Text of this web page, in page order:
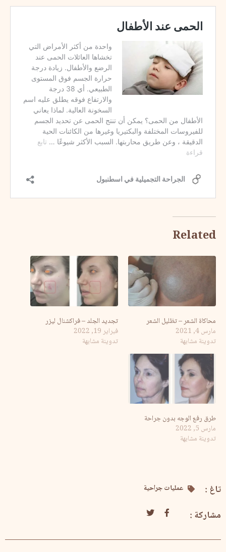
Related
محاكاة الشعر – تظليل الشعر
مارس 4, 2021
تدوينة مشابهة
تجديد الجلد – فراكشنال ليزر
فبراير 19, 2022
تدوينة مشابهة
طرق رفع الوجه بدون جراحة
مارس 5, 2022
تدوينة مشابهة
تاغ : عمليات جراحية
مشاركة :